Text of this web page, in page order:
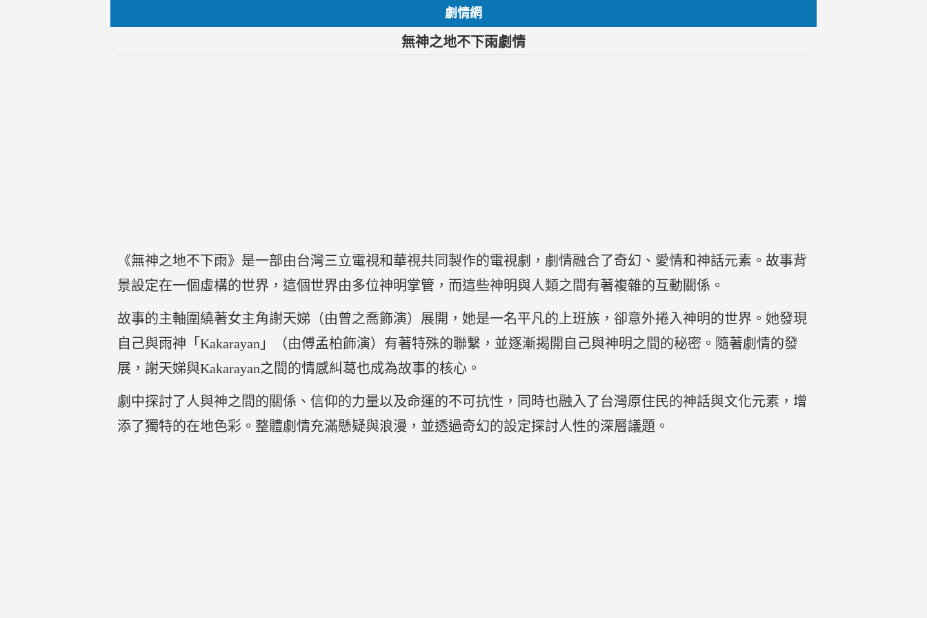
劇情網
無神之地不下雨劇情
《無神之地不下雨》是一部由台灣三立電視和華視共同製作的電視劇，劇情融合了奇幻、愛情和神話元素。故事背
景設定在一個虛構的世界，這個世界由多位神明掌管，而這些神明與人類之間有著複雜的互動關係。
故事的主軸圍繞著女主角謝天娣（由曾之喬飾演）展開，她是一名平凡的上班族，卻意外捲入神明的世界。她發現
自己與雨神「Kakarayan」（由傅孟柏飾演）有著特殊的聯繫，並逐漸揭開自己與神明之間的秘密。隨著劇情的發
展，謝天娣與Kakarayan之間的情感糾葛也成為故事的核心。
劇中探討了人與神之間的關係、信仰的力量以及命運的不可抗性，同時也融入了台灣原住民的神話與文化元素，增
添了獨特的在地色彩。整體劇情充滿懸疑與浪漫，並透過奇幻的設定探討人性的深層議題。